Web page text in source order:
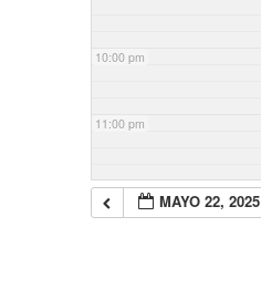
10:00 pm
11:00 pm
MAYO 22, 2025